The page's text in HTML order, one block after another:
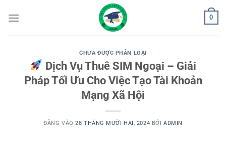
qua
0
CHƯA ĐƯỢC PHÂN LOẠI
Dịch Vụ Thuê SIM Ngoại – Giải
Pháp Tối Ưu Cho Việc Tạo Tài Khoản
Mạng Xã Hội
ĐĂNG VÀO28 THÁNG MƯỜI HAI, 2024 BỞI ADMIN